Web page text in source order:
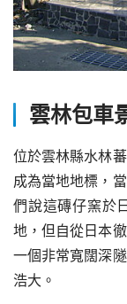
雲林包車
位於雲林縣水林
成為當地地標，
們說這磚仔窯於
地，但自從日本
一個非常寬闊深
浩大。